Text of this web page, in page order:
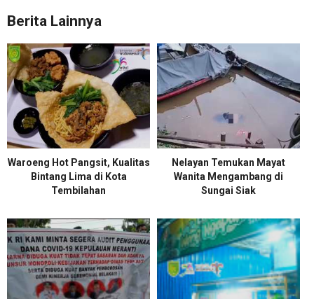
Berita Lainnya
Waroeng Hot Pangsit, Kualitas
Bintang Lima di Kota
Tembilahan
Nelayan Temukan Mayat
Wanita Mengambang di
Sungai Siak